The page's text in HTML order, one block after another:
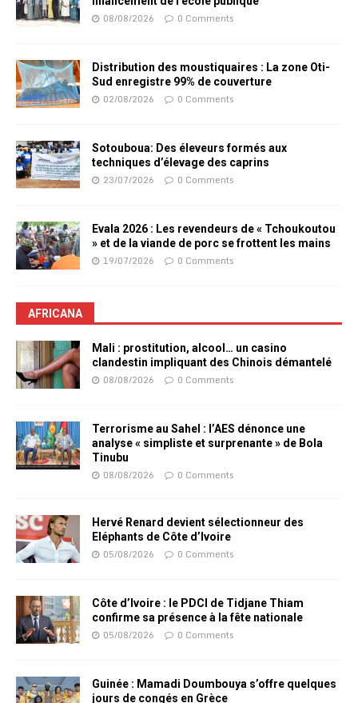
08/08/2026 0 Comments
Distribution des moustiquaires : La zone Oti-
Sud enregistre 99% de couverture
02/08/2026 0 Comments
Sotouboua: Des éleveurs formés aux
techniques d’élevage des caprins
23/07/2026 0 Comments
Evala 2026 : Les revendeurs de « Tchoukoutou
» et de la viande de porc se frottent les mains
19/07/2026 0 Comments
AFRICANA
Mali : prostitution, alcool… un casino
clandestin impliquant des Chinois démantelé
08/08/2026 0 Comments
Terrorisme au Sahel : l’AES dénonce une
analyse « simpliste et surprenante » de Bola
Tinubu
08/08/2026 0 Comments
Hervé Renard devient sélectionneur des
Eléphants de Côte d’Ivoire
05/08/2026 0 Comments
Côte d’Ivoire : le PDCI de Tidjane Thiam
confirme sa présence à la fête nationale
05/08/2026 0 Comments
Guinée : Mamadi Doumbouya s’offre quelques
jours de congés en Grèce